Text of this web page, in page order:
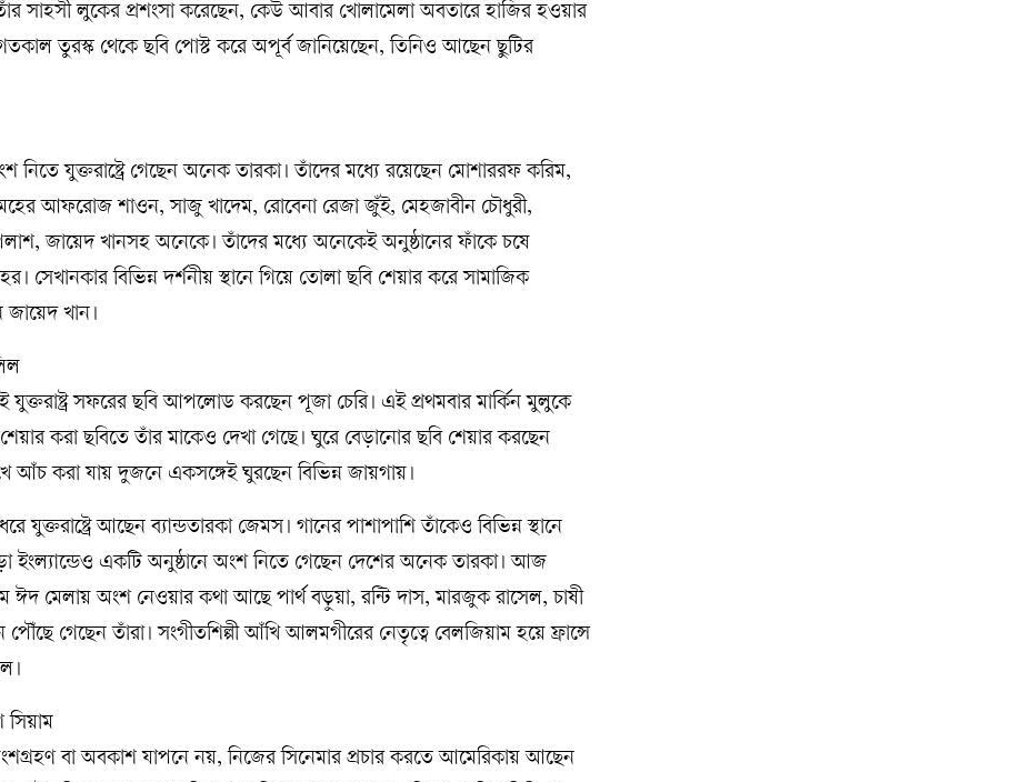
সাহসী লুকের প্রশংসা করেছেন, কেউ আবার খোলামেলা অবতারে হাজির হওয়ার
তুরস্ক থেকে ছবি পোস্ট করে অপূর্ব জানিয়েছেন, তিনিও আছেন ছুটির
নিতে যুক্তরাষ্ট্রে গেছেন অনেক তারকা। তাঁদের মধ্যে রয়েছেন মোশাররফ করিম,
আফরোজ শাওন, সাজু খাদেম, রোবেনা রেজা জুঁই, মেহজাবীন চৌধুরী,
জায়েদ খানসহ অনেকে। তাঁদের মধ্যে অনেকেই অনুষ্ঠানের ফাঁকে চষে
শহর। সেখানকার বিভিন্ন দর্শনীয় স্থানে গিয়ে তোলা ছবি শেয়ার করে সামাজিক
খান।
যুক্তরাষ্ট্র সফরের ছবি আপলোড করছেন পূজা চেরি। এই প্রথমবার মার্কিন মুলুকে
করা ছবিতে তাঁর মাকেও দেখা গেছে। ঘুরে বেড়ানোর ছবি শেয়ার করছেন
আঁচ করা যায় দুজনে একসঙ্গেই ঘুরছেন বিভিন্ন জায়গায়।
যুক্তরাষ্ট্রে আছেন ব্যান্ডতারকা জেমস। গানের পাশাপাশি তাঁকেও বিভিন্ন স্থানে
ইংল্যান্ডেও একটি অনুষ্ঠানে অংশ নিতে গেছেন দেশের অনেক তারকা। আজ
ঈদ মেলায় অংশ নেওয়ার কথা আছে পার্থ বড়ুয়া, রন্টি দাস, মারজুক রাসেল, চাষী
গেছেন তাঁরা। সংগীতশিল্পী আঁখি আলমগীরের নেতৃত্বে বেলজিয়াম হয়ে ফ্রান্সে
বা অবকাশ যাপনে নয়, নিজের সিনেমার প্রচার করতে আমেরিকায় আছেন